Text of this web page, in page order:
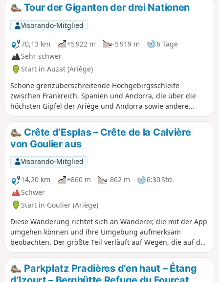
Tour der Giganten der drei Nationen
Visorando-Mitglied
70,13 km
+5 922 m -5 919 m
6 Tage
Sehr schwer
Start in Auzat (Ariège)
Schöne grenzüberschreitende Hochgebirgsschleife
zwischen Frankreich, Spanien und Andorra, die über die
höchsten Gipfel der Ariège und Andorra sowie andere
symbolträchtige Gipfel der Region führt. Außerdem können
Sie zahlreiche Seen und Teiche sowie eine Vielzahl
unterschiedlicher Landschaften (Wälder, Almen,
Geröllfelder...) entdecken, die alle Wanderer begeistern
werden. Diese Wanderung führt uns durch drei Naturparks:
den Regionalen Naturpark der Pyrenäen von Ariège, den
Naturpark Alt Pirineu und den Naturpark des Coma
Pedrosa-Tals.
Crête d’Esplas – Crête de la Calvière
von Goulier aus
Visorando-Mitglied
14,20 km
+860 m -862 m
6:30 Std.
Schwer
Start in Goulier (Ariège)
Diese Wanderung richtet sich an Wanderer, die mit der App
umgehen können und ihre Umgebung aufmerksam
beobachten. Der größte Teil verläuft auf Wegen, die auf der
Karte eingezeichnet sind, aber oft schwer zu erkennen sind.
Keine Wegmarkierungen ab dem Col de Grail, einige
Abschnitte sind jedoch gut sichtbar und geben Sicherheit
Parkplatz Pradières d’en haut – Étang